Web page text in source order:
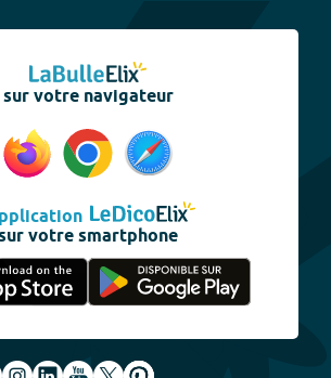
sur votre navigateur
votre smartphone